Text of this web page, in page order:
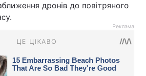
дронів до повітряного
Реклама